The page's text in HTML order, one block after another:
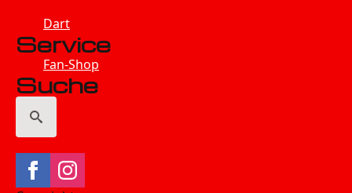
Dart
Service
Fan-Shop
Suche
for: